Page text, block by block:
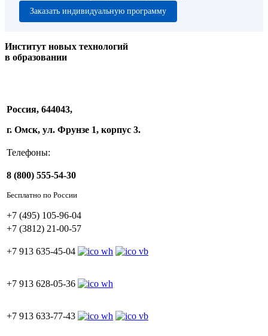
Заказать индивидуальную программу
Институт новых технологий
в образовании
Россия, 644043,
г. Омск, ул. Фрунзе 1, корпус 3.
Телефоны:
8 (800) 555-54-30
Бесплатно по России
+7 (495) 105-96-04
+7 (3812) 21-00-57
+7 913 635-45-04
+7 913 628-05-36
+7 913 633-77-43